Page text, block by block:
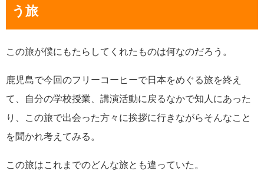
う旅
この旅が僕にもたらしてくれたものは何なのだろう。
鹿児島で今回のフリーコーヒーで日本をめぐる旅を終え
て、自分の学校授業、講演活動に戻るなかで知人にあった
り、この旅で出会った方々に挨拶に行きながらそんなこと
を聞かれ考えてみる。
この旅はこれまでのどんな旅とも違っていた。